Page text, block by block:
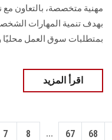
مهنية متخصصة، بالتعاون
بهدف تنمية المهارات
بمتطلبات سوق العمل محليًا
اقرأ المزيد
7 8 ... 67 68